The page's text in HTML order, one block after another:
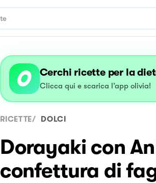
Cerchi ricette per la
Clicca qui e scarica l’app olivia!
RICETTE/ DOLCI
Dorayaki con
confettura di